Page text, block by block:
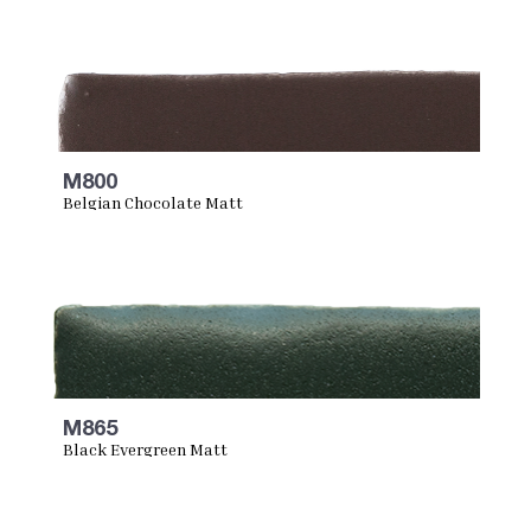
M800
Belgian Chocolate Matt
M865
Black Evergreen Matt